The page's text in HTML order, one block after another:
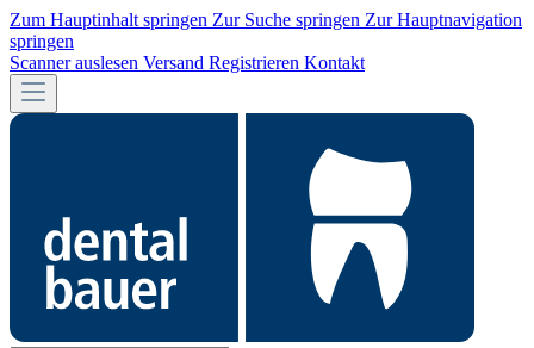
Zum Hauptinhalt springen Zur Suche springen Zur Hauptnavigation
springen
Scanner auslesen Versand Registrieren Kontakt